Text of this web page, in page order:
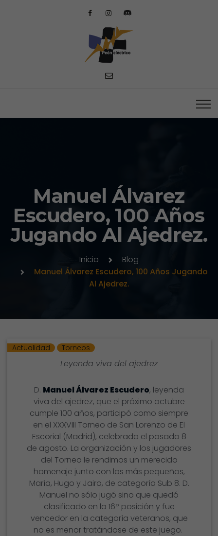
Manuel Álvarez
Escudero, 100 Años
Jugando Al Ajedrez.
Inicio
Blog
Manuel Álvarez Escudero, 100 Años Jugando
Al Ajedrez.
Actualidad Torneos
Leyenda viva del ajedrez
D. Manuel Álvarez Escudero, leyenda
viva del ajedrez, que el próximo octubre
cumple 100 años, participó como siempre
en el XXXVIII Torneo de San Lorenzo de El
Escorial (Madrid), celebrado el pasado 8
de agosto. La organización y los jugadores
del Torneo le rendimos un merecido
homenaje junto con los más pequeños,
María, Hugo y Jairo, de categoría Sub 8. D.
Manuel no sólo jugó sino que quedó
clasificado en la 16º posición y fue
vencedor en la categoría veteranos, que
no es menor tratándose de este juego.